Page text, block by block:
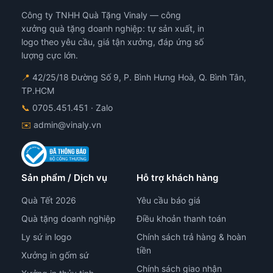
Công ty TNHH Quà Tặng Vinaly — công
xưởng quà tặng doanh nghiệp: tự sản xuất, in
logo theo yêu cầu, giá tận xưởng, đáp ứng số
lượng cực lớn.
📍 42/25/18 Đường Số 9, P. Bình Hưng Hoà, Q. Bình Tân,
TP.HCM
📞 0705.451.451 · Zalo
✉️ admin@vinaly.vn
Sản phẩm / Dịch vụ
Quà Tết 2026
Quà tặng doanh nghiệp
Ly sứ in logo
Xưởng in gốm sứ
Hỗ trợ khách hàng
Yêu cầu báo giá
Điều khoản thanh toán
Chính sách trả hàng & hoàn
tiền
Chính sách giao nhận